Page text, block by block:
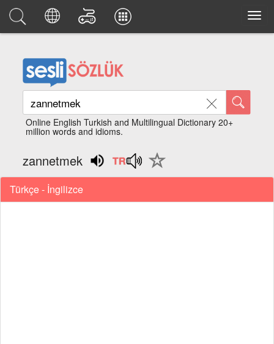
Online English Turkish and Multilingual Dictionary 20+
million words and idioms.
zannetmek
Türkçe - İngilizce